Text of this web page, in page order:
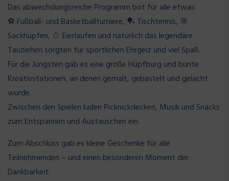
Das abwechslungsreiche Programm bot für alle etwas:
⚽ Fußball- und Basketballturniere, 🏓 Tischtennis, 🎯
Sackhüpfen, 🥚 Eierlaufen und natürlich das legendäre
Tauziehen sorgten für sportlichen Ehrgeiz und viel Spaß.
Für die Jüngsten gab es eine große Hüpfburg und bunte
Kreativstationen, an denen gemalt, gebastelt und gelacht
wurde.
Zwischen den Spielen luden Picknickdecken, Musik und Snacks
zum Entspannen und Austauschen ein.
Zum Abschluss gab es kleine Geschenke für alle
Teilnehmenden – und einen besonderen Moment der
Dankbarkeit: